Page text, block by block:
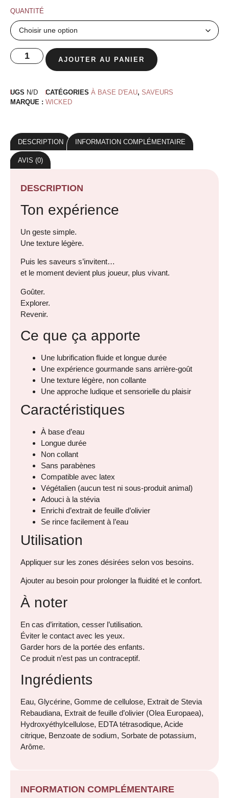
QUANTITÉ
AJOUTER AU PANIER
UGS N/D CATÉGORIES À BASE D'EAU, SAVEURS
MARQUE : WICKED
DESCRIPTION INFORMATION COMPLÉMENTAIRE
AVIS (0)
DESCRIPTION
Ton expérience
Un geste simple.
Une texture légère.
Puis les saveurs s’invitent…
et le moment devient plus joueur, plus vivant.
Goûter.
Explorer.
Revenir.
Ce que ça apporte
Une lubrification fluide et longue durée
Une expérience gourmande sans arrière-goût
Une texture légère, non collante
Une approche ludique et sensorielle du plaisir
Caractéristiques
À base d’eau
Longue durée
Non collant
Sans parabènes
Compatible avec latex
Végétalien (aucun test ni sous-produit animal)
Adouci à la stévia
Enrichi d’extrait de feuille d’olivier
Se rince facilement à l’eau
Utilisation
Appliquer sur les zones désirées selon vos besoins.
Ajouter au besoin pour prolonger la fluidité et le confort.
À noter
En cas d’irritation, cesser l’utilisation.
Éviter le contact avec les yeux.
Garder hors de la portée des enfants.
Ce produit n’est pas un contraceptif.
Ingrédients
Eau, Glycérine, Gomme de cellulose, Extrait de Stevia
Rebaudiana, Extrait de feuille d’olivier (Olea Europaea),
Hydroxyéthylcellulose, EDTA tétrasodique, Acide
citrique, Benzoate de sodium, Sorbate de potassium,
Arôme.
INFORMATION COMPLÉMENTAIRE